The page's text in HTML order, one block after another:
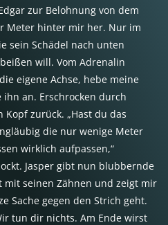
zur Belohnung von dem
Meter hinter mir her. Nur im
sein Schädel nach unten
will. Vom Adrenalin
eigene Achse, hebe meine
an. Erschrocken durch
zurück. „Hast du das
die nur wenige Meter
wirklich aufpassen,“
Jasper gibt nun blubbernde
mit seinen Zähnen und zeigt mir
Sache gegen den Strich geht.
tun dir nichts. Am Ende wirst